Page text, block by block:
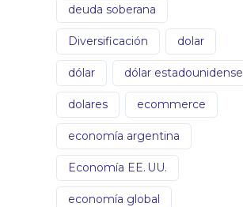
deuda soberana
Diversificación dolar
dólar dólar estadounidense
dolares ecommerce
economía argentina
Economía EE. UU.
economía global